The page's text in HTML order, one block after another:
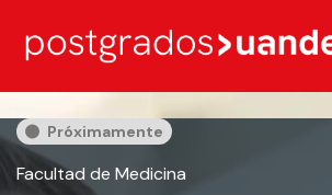
Próximamente
Facultad de Medicina